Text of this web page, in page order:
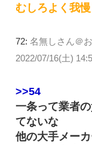
むしろよく我
72: 名無しさん＠
2022/07/16(土)
>>54
一条って業者
てないな
他の大手メー